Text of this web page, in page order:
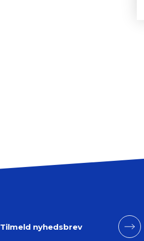
Tilmeld nyhedsbrev